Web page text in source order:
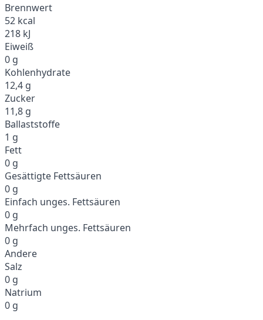
Brennwert
52 kcal
218 kJ
Eiweiß
0 g
Kohlenhydrate
12,4 g
Zucker
11,8 g
Ballaststoffe
1 g
Fett
0 g
Gesättigte Fettsäuren
0 g
Einfach unges. Fettsäuren
0 g
Mehrfach unges. Fettsäuren
0 g
Andere
Salz
0 g
Natrium
0 g